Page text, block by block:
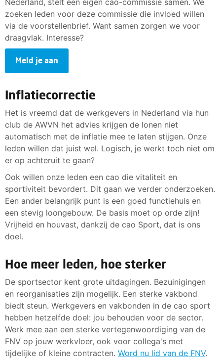
zoeken leden voor deze commissie die invloed willen
via de voorstellenbrief. Want samen zorgen we voor
draagvlak. Interesse?
Meld je aan
Inflatiecorrectie
Het is vreemd dat de werkgevers in Nederland via hun
club de AWVN het advies krijgen de lonen niet
automatisch met de inflatie mee te laten stijgen. Onze
leden willen dat juist wel. Logisch, je werkt toch niet om
er op achteruit te gaan?
Ook willen onze leden een cao die vitaliteit en
sportiviteit bevordert. Dit gaan we verder onderzoeken.
Een ander belangrijk punt is een goed functiehuis en
een stevig loongebouw. De basis moet op orde zijn!
Vrijheid en houvast, dankzij de cao Sport, dat is ons
doel.
Hoe meer leden, hoe sterker
De sportsector kent grote uitdagingen. Bezuinigingen
en reorganisaties zijn mogelijk. Een sterke vakbond
biedt steun. Werkgevers en vakbonden in de cao sport
hebben hetzelfde doel: jou behouden voor de sector.
Werk mee aan een sterke vertegenwoordiging van de
FNV op jouw werkvloer, ook voor collega's met
tijdelijke of kleine contracten. Word nu lid van de FNV.